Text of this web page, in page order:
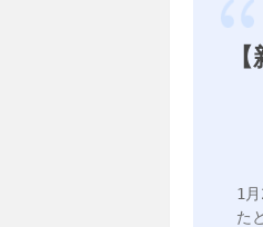
1
た